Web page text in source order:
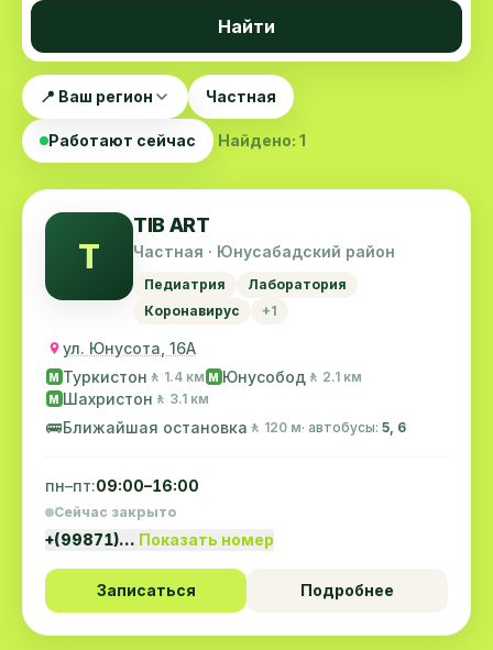
Найти
📍 Ваш регион Частная
Работают сейчас Найдено: 1
T
TIB ART
Частная · Юнусабадский район
Педиатрия
Лаборатория
Коронавирус
+1
ул. Юнусота, 16А
M Туркистон 🚶 1.4 км M Юнусобод 🚶 2.1 км
M Шахристон 🚶 3.1 км
🚌Ближайшая остановка 🚶 120 м· автобусы: 5, 6
пн–пт:09:00–16:00
Сейчас закрыто
+(99871)… Показать номер
Записаться Подробнее